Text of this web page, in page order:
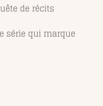
de récits
série qui marque